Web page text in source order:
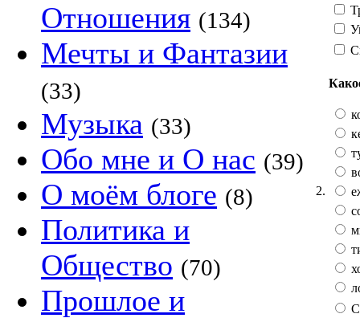
Отношения (134)
Мечты и Фантазии
(33)
Музыка (33)
Обо мне и О нас (39)
О моём блоге (8)
Политика и
Общество (70)
Прошлое и
2.